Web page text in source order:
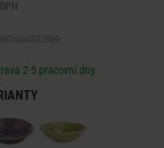
2-5 pracovní dny